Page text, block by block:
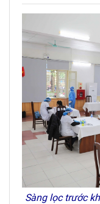
Sàng lọc trước